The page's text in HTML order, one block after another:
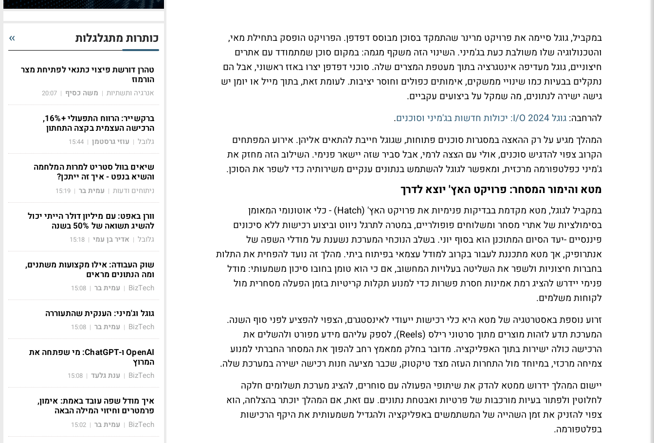
במקביל, גוגל סיימה את פרויקט מרינר שהתמקד בסוכן מבוסס דפדפן. הפרויקט הופסק בתחילת מאי,
והטכנולוגיה שלו משולבת כעת בג'מיני. השינוי הזה משקף מגמה: במקום סוכן שמתמודד עם אתרים
חיצוניים, גוגל מעדיפה אינטגרציה בתוך מעטפת המצרים שלה. סוכני דפדפן יצרו באזז ראשוני, אבל הם
נתקלים בבעיות כמו שינויי ממשקים, אימותים כפולים וחוסר יציבות. לעומת זאת, בתוך מייל או יומן יש
גישה ישירה לנתונים, מה שמקל על ביצועים עקביים.
להרחבה: גוגל I/O 2024: יכולות חדשות בג'מיני וסוכנים
.
המהלך מגיע על רק ההאצה במסגרות סוכנים פתוחות, שגוגל חייבת להתאים אליהן. אירוע המפתחים
הקרוב צפוי להדגיש סוכנים, אולי עם הצצה לרמי, אבל סביר שזה יישאר פנימי. השילוב הזה מחזק את
ג'מיני כפלטפורמה מרכזית, ומאפשר לגוגל להשתמש בנתונים ענקיים משירותיה כדי לשפר את הסוכן.
מטא והימור המסחר: פרויקט האץ' יוצא לדרך
במקביל לגוגל, מטא מקדמת בבדיקות פנימיות את פרויקט האץ' (Hatch) - כלי אוטונומי המאומן
בסימולציות של אתרי מסחר ומשלוחים פופולריים, במטרה לתרגל ניווט וביצוע רכישות ללא סיכונים
פיננסיים -יעד הסיום המתוכנן הוא בסוף יוני. בשלב הנוכחי המערכת נשענת על מודלי השפה של
אנתרופיק, אך מטא מתכננת לעבור בקרוב למודל עצמאי בפיתוח ביתי. מהלך זה נועד להפחית את התלות
בחברות חיצוניות ולשפר את השליטה בעלויות המחשוב, אם כי הוא טומן בחובו סיכון משמעותי: מודל
פנימי יידרש להציג רמת אמינות חסרת פשרות כדי למנוע תקלות קריטיות בזמן הפעלה מסחרית מול
לקוחות משלמים.
זרוע נוספת באסטרטגיה של מטא היא כלי רכישות ייעודי לאינסטגרם, הצפוי להפציע לפני סוף השנה.
המערכת תדע לזהות מוצרים מתוך סרטוני רילס (Reels), לספק עליהם מידע מפורט ולהשלים את
הרכישה כולה ישירות בתוך האפליקציה. מדובר בחלק ממאמץ רחב להפוך את המסחר החברתי למנוע
צמיחה מרכזי, במיוחד מול התחרות העזה מצד טיקטוק, שכבר מציעה חנות רכישה ישירה במערכת שלה.
יישום המהלך ידרוש ממטא להדק את שיתופי הפעולה עם סוחרים, להציג מערכת תשלומים חלקה
לחלוטין ולפתור בעיות מורכבות של פרטיות ואבטחת נתונים. עם זאת, אם המהלך יוכתר בהצלחה, הוא
צפוי להזניק את זמן השהייה של המשתמשים באפליקציה ולהגדיל משמעותית את היקף הרכישות
בפלטפורמה.
כותרות מתגלגלות
טהרן דורשת פיצוי כתנאי לפתיחת מצר
הורמוז
אנרגיה ותשתיות | משה כסיף |
20:07
ברקשייר: הרווח התפעולי +16%,
הרכישה העצמית בקצה התחתון
גלובל | עוזי גרסטמן |
15:44
שיאים בוול סטריט למרות המלחמה
והשיא בנפט - איך זה ייתכן?
ניתוחים ודעות | עמית בר |
15:19
וורן באפט: עם מיליון דולר הייתי יכול
להשיג תשואה של 50% בשנה
גלובל | אדיר בן עמי |
15:18
שוק העבודה: אילו מקצועות משתנים,
ומה הנתונים מראים
BizTech
| עמית בר |
15:08
גוגל וג'מיני: הענקית שהתעוררה
BizTech
| עמית בר |
15:08
OpenAI ו-ChatGPT: מי שפתחה את
המרוץ
BizTech
| ענת גלעד |
15:08
איך מודל שפה עובד באמת: אימון,
פרמטרים וחיזוי המילה הבאה
BizTech
| עמית בר |
15:02